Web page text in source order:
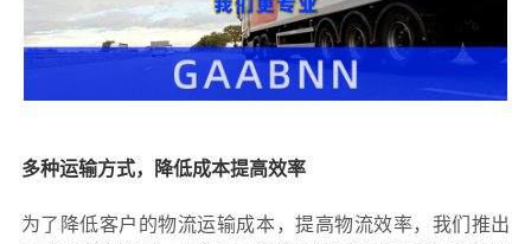
多种运输方式，降低成本提高效率
为了降低客户的物流运输成本，提高物流效率，我们推出